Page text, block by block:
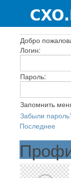
Добро
Логин:
Пароль:
Запомнить
Забыли
Последнее